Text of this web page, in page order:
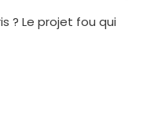
? Le projet fou qui